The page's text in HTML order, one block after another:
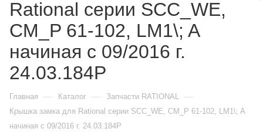
Rational серии SCC_WE,
CM_P 61-102, LM1\; A
начиная с 09/2016 г.
24.03.184P
Главная — Каталог — Запчасти RATIONAL —
Крышка замка для Rational серии SCC_WE, CM_P 61-102, LM1\; A
начиная с 09/2016 г. 24.03.184P